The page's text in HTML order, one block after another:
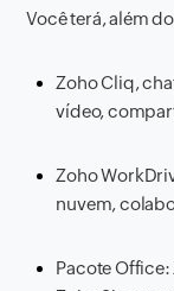
Você terá, além
Zoho Cliq,
vídeo,
Zoho
nuvem,
Pacote